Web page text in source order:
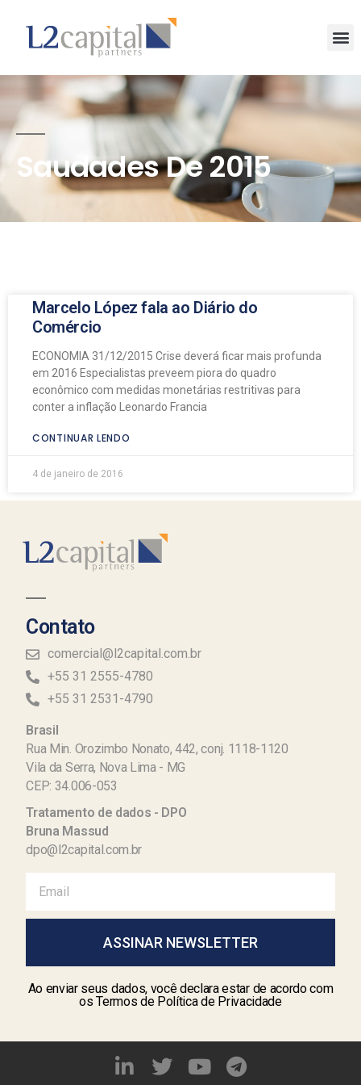
Saudades De 2015
Marcelo López fala ao Diário do
Comércio
ECONOMIA 31/12/2015 Crise deverá ficar mais profunda
em 2016 Especialistas preveem piora do quadro
econômico com medidas monetárias restritivas para
conter a inflação Leonardo Francia
CONTINUAR LENDO
4 de janeiro de 2016
Contato
comercial@l2capital.com.br
+55 31 2555-4780
+55 31 2531-4790
Brasil
Rua Min. Orozimbo Nonato, 442, conj. 1118-1120
Vila da Serra, Nova Lima - MG
CEP: 34.006-053
Tratamento de dados - DPO
Bruna Massud
dpo@l2capital.com.br
ASSINAR NEWSLETTER
Ao enviar seus dados, você declara estar de acordo com
os Termos de Política de Privacidade